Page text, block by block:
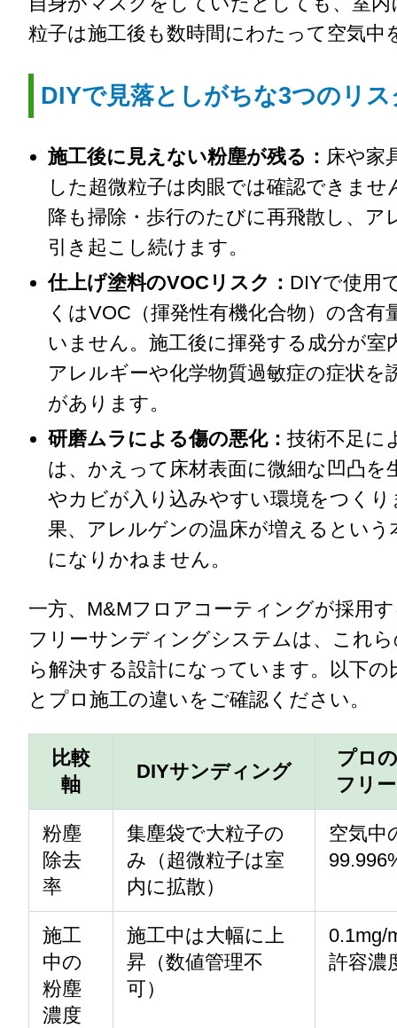
粒子は施工後も数時間にわたって空気中
DIYで見落としがちな3つのリス
施工後に見えない粉塵が残る： 床や家
した超微粒子は肉眼では確認できませ
降も掃除・歩行のたびに再飛散し、ア
引き起こし続けます。
仕上げ塗料のVOCリスク： DIYで使用
くはVOC（揮発性有機化合物）の含有
いません。施工後に揮発する成分が室
アレルギーや化学物質過敏症の症状を
があります。
研磨ムラによる傷の悪化： 技術不足に
は、かえって床材表面に微細な凹凸を
やカビが入り込みやすい環境をつくり
果、アレルゲンの温床が増えるという
になりかねません。
一方、M&Mフロアコーティングが採用
フリーサンディングシステムは、これ
ら解決する設計になっています。以下の
とプロ施工の違いをご確認ください。
比較
軸
DIYサンディング
プロ
フリ
粉塵
除去
率
集塵袋で大粒子の
み（超微粒子は室
内に拡散）
空気中
施工
中の
粉塵
濃度
施工中は大幅に上
昇（数値管理不
可）
0.1mg/
許容濃